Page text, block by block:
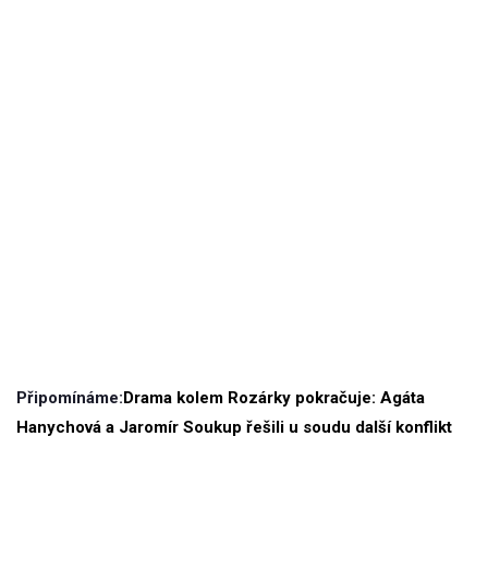
Připomínáme:Drama kolem Rozárky pokračuje: Agáta
Hanychová a Jaromír Soukup řešili u soudu další konflikt